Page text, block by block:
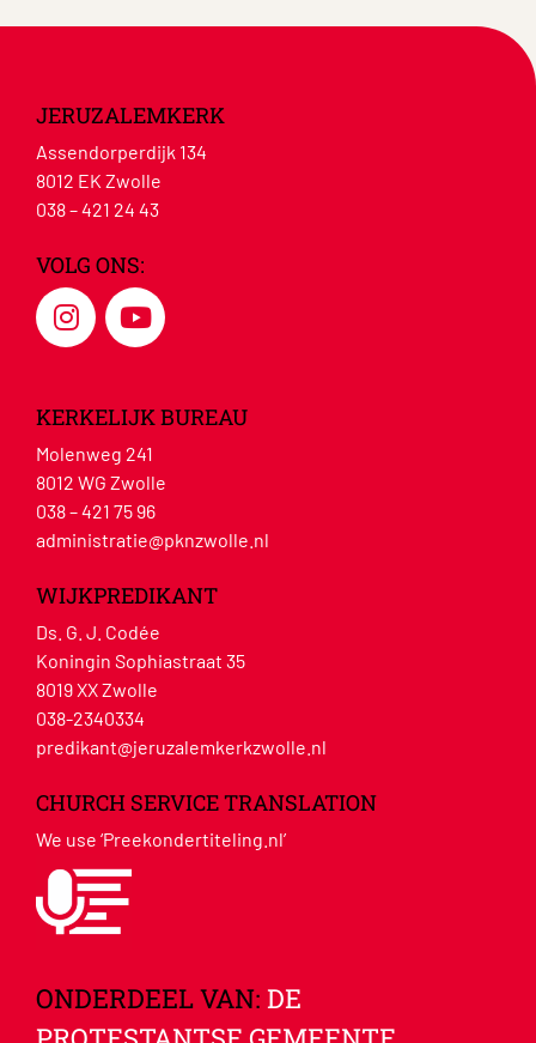
JERUZALEMKERK
Assendorperdijk 134
8012 EK Zwolle
038 – 421 24 43
VOLG ONS:
KERKELIJK BUREAU
Molenweg 241
8012 WG Zwolle
038 – 421 75 96
administratie@pknzwolle.nl
WIJKPREDIKANT
Ds. G. J. Codée
Koningin Sophiastraat 35
8019 XX Zwolle
038-2340334
predikant@jeruzalemkerkzwolle.nl
CHURCH SERVICE TRANSLATION
We use ‘Preekondertiteling.nl’
ONDERDEEL VAN: DE